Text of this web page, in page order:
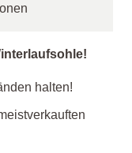
halten!